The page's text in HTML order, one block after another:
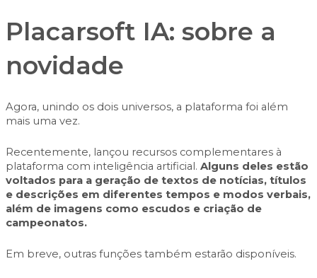
Placarsoft IA: sobre a
novidade
Agora, unindo os dois universos, a plataforma foi além
mais uma vez.
Recentemente, lançou recursos complementares à
plataforma com inteligência artificial. Alguns deles estão
voltados para a geração de textos de notícias, títulos
e descrições em diferentes tempos e modos verbais,
além de imagens como escudos e criação de
campeonatos.
Em breve, outras funções também estarão disponíveis.